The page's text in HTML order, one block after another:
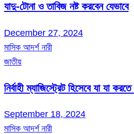
যাদু-টোনা ও তাবিজ নষ্ট করবেন যেভাবে
December 27, 2024
মাসিক আদর্শ নারী
জাতীয়
নির্বাহী ম্যাজিস্ট্রেট হিসেবে যা যা করতে
September 18, 2024
মাসিক আদর্শ নারী